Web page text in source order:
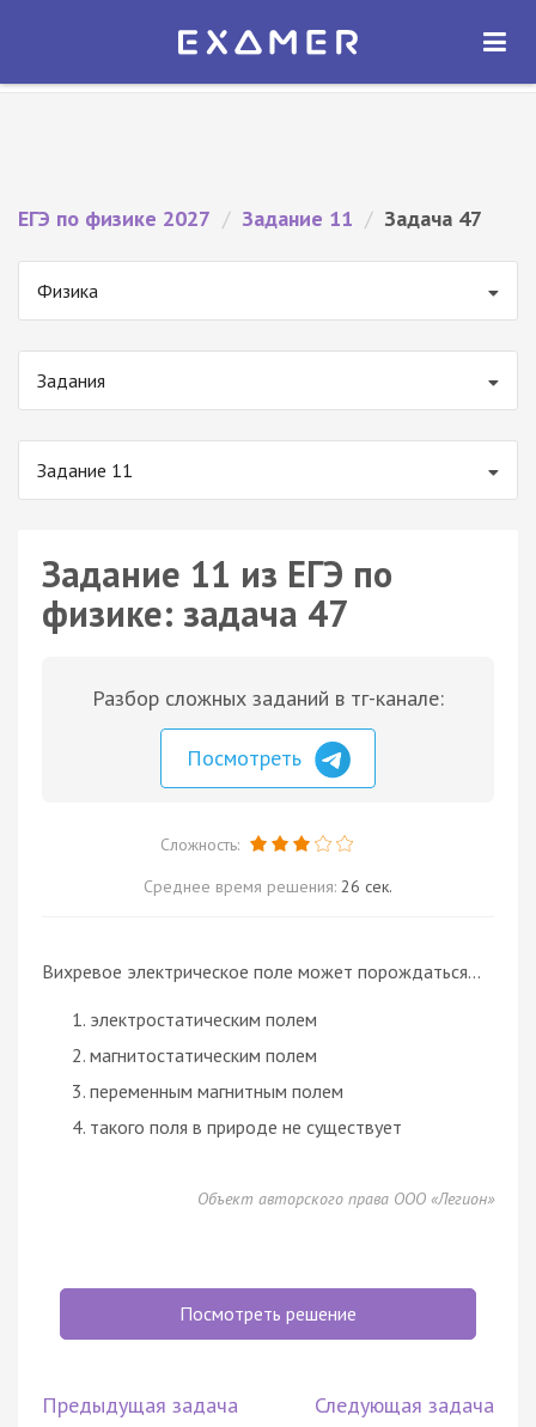
Экзамер — ЕГЭ 2027
ОТКРЫТЬ
ЕГЭ по физике 2027 / Задание 11 / Задача 47
Физика
Задания
Задание 11
Задание 11 из ЕГЭ по
физике: задача 47
Разбор сложных заданий в тг-канале:
Посмотреть
Сложность:
Среднее время решения: 26 сек.
Вихревое электрическое поле может порождаться...
электростатическим полем
магнитостатическим полем
переменным магнитным полем
такого поля в природе не существует
Объект авторского права ООО «Легион»
Посмотреть решение
Предыдущая задача Следующая задача